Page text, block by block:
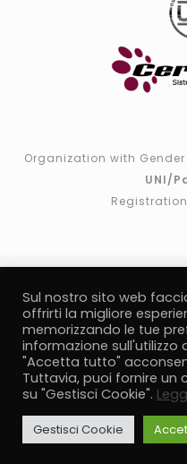
Organization with
UNI/
P.I.
Note legali
Informativa
Genere
Politica della
Sul nostro sito web
offrirti la migliore
memorizzando le tue
informazione sull'utilizzo
"Accetta tutto"
Tuttavia, puoi fornire un
su "Gestisci Cookie".
Gestisci Cookie